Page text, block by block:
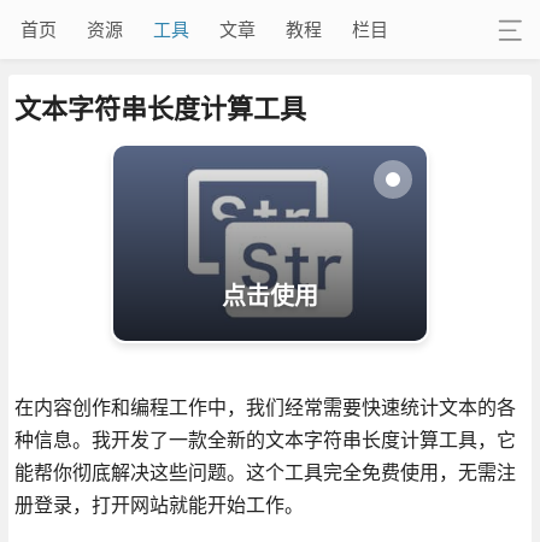
首页 资源 工具 文章 教程 栏目
文本字符串长度计算工具
点击使用
在内容创作和编程工作中，我们经常需要快速统计文本的各
种信息。我开发了一款全新的文本字符串长度计算工具，它
能帮你彻底解决这些问题。这个工具完全免费使用，无需注
册登录，打开网站就能开始工作。